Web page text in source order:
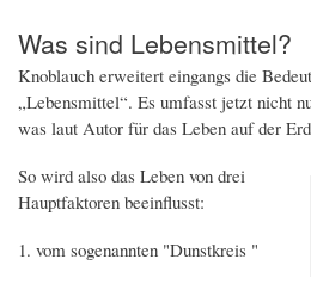
Was sind Lebensmittel?
Knoblauch erweitert eingangs die
„Lebensmittel“. Es umfasst jetzt nicht
was laut Autor für das Leben auf der
So wird also das Leben von drei
Hauptfaktoren beeinflusst:
1. vom sogenannten "Dunstkreis "